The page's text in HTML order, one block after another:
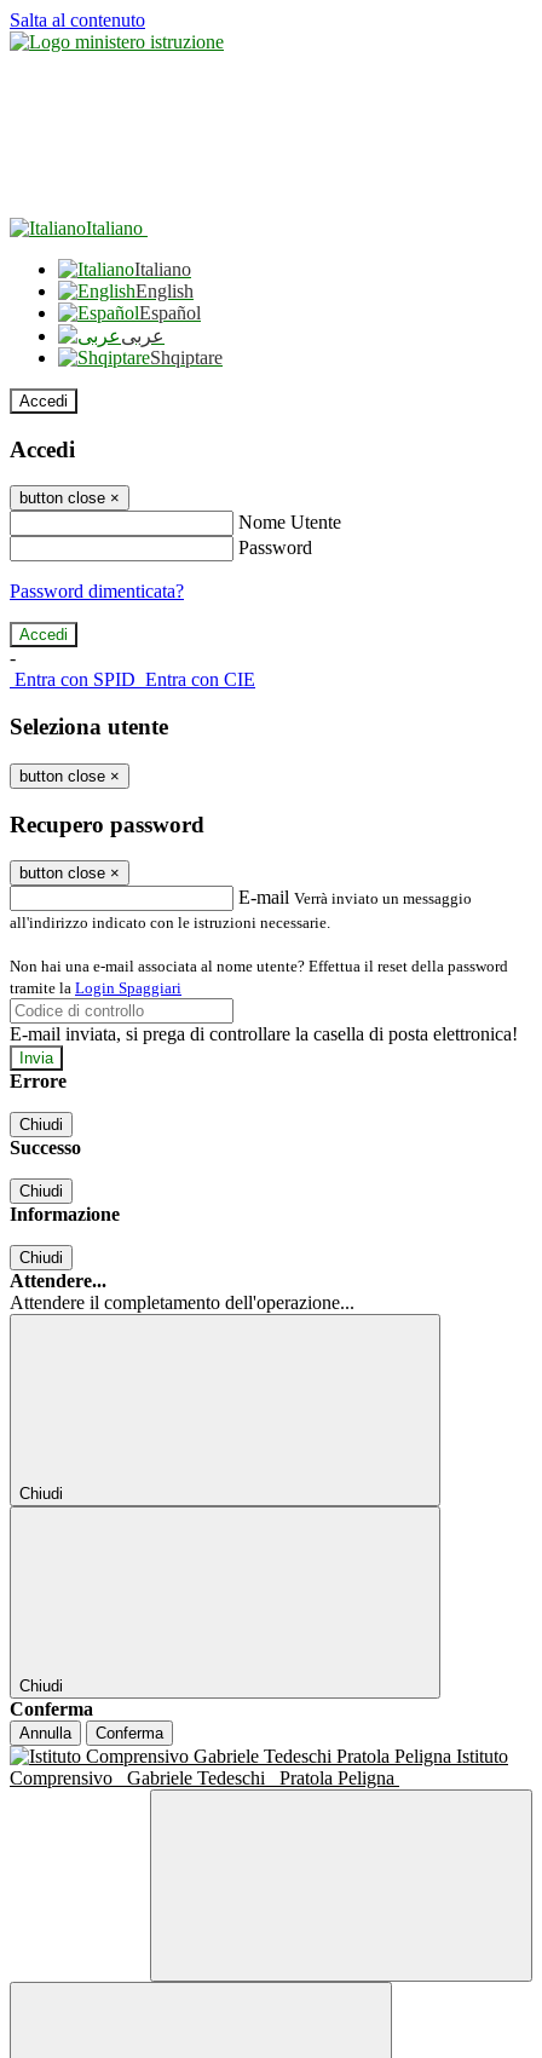
Salta al contenuto
Italiano
Italiano
English
Español
عربى
Shqiptare
Accedi
Accedi
button close ×
Nome Utente
Password
Password dimenticata?
-
Entra con SPID Entra con CIE
Seleziona utente
button close ×
Recupero password
button close ×
E-mail Verrà inviato un messaggio
all'indirizzo indicato con le istruzioni necessarie.
Non hai una e-mail associata al nome utente? Effettua il reset della password
tramite la Login Spaggiari
E-mail inviata, si prega di controllare la casella di posta elettronica!
Errore
Chiudi
Successo
Chiudi
Informazione
Chiudi
Attendere...
Attendere il completamento dell'operazione...
Chiudi
Chiudi
Conferma
Annulla Conferma
Istituto
Comprensivo
Gabriele Tedeschi Pratola Peligna